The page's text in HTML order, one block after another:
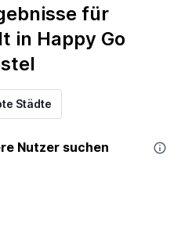
für
in Happy Go
Städte
Nutzer suchen